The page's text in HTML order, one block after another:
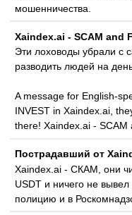
мошенничества.
Xaindex.ai - SCAM and
Эти лоховоды убрали с
разводить людей на
A message for English-
INVEST in Xaindex.ai,
there! Xaindex.ai - SCAM
Пострадавший от
Xaindex.ai - СКАМ, они
USDT и ничего не
полицию и в